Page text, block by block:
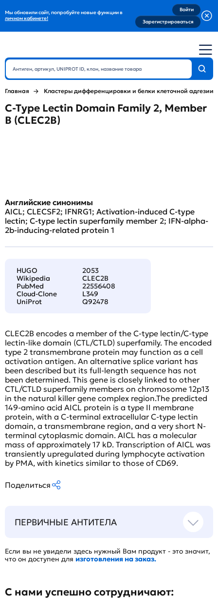
Мы обновили сайт, попробуйте новые функции в
личном кабинете!
Войти
Зарегистрироваться
Главная Кластеры дифференцировки и белки клеточной адгезии
C-Type Lectin Domain Family 2, Member
B (CLEC2B)
Английские синонимы
AICL; CLECSF2; IFNRG1; Activation-induced C-type
lectin; C-type lectin superfamily member 2; IFN-alpha-
2b-inducing-related protein 1
HUGO
2053
Wikipedia
CLEC2B
PubMed
22556408
Cloud-Clone
L349
UniProt
Q92478
CLEC2B encodes a member of the C-type lectin/C-type
lectin-like domain (CTL/CTLD) superfamily. The encoded
type 2 transmembrane protein may function as a cell
activation antigen. An alternative splice variant has
been described but its full-length sequence has not
been determined. This gene is closely linked to other
CTL/CTLD superfamily members on chromosome 12p13
in the natural killer gene complex region.The predicted
149-amino acid AICL protein is a type II membrane
protein, with a C-terminal extracellular C-type lectin
domain, a transmembrane region, and a very short N-
terminal cytoplasmic domain. AICL has a molecular
mass of approximately 17 kD. Transcription of AICL was
transiently upregulated during lymphocyte activation
by PMA, with kinetics similar to those of CD69.
Поделиться
ПЕРВИЧНЫЕ АНТИТЕЛА
Если вы не увидели здесь нужный Вам продукт - это значит,
что он доступен для изготовления на заказ.
С нами успешно сотрудничают: